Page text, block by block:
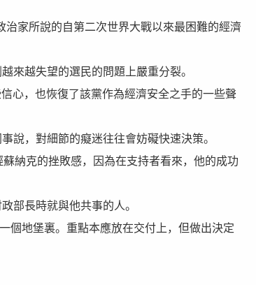
家所說的自第二次世界大戰以來最困難的經濟
來越失望的選民的問題上嚴重分裂。
心，也恢復了該黨作為經濟安全之手的一些聲
說，對細節的癡迷往往會妨礙快速決策。
納克的挫敗感，因為在支持者看來，他的成功
部長時就與他共事的人。
個地堡裏。重點本應放在交付上，但做出決定